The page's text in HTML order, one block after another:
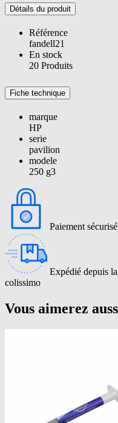
Détails du produit
Référence
fandell21
En stock
20 Produits
Fiche technique
marque
HP
serie
pavilion
modele
250 g3
Paiement
Expédié depuis
colissimo
Vous aimerez